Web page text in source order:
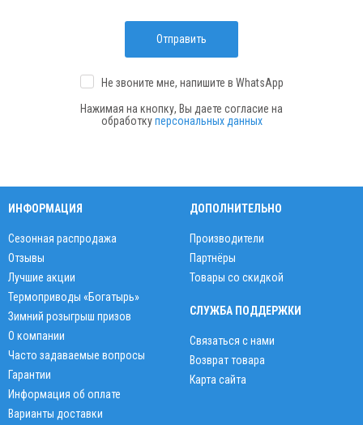
Отправить
Не звоните мне, напишите в WhatsApp
Нажимая на кнопку, Вы даете согласие на
обработкуперсональных данных
ИНФОРМАЦИЯ
Сезонная распродажа
Отзывы
Лучшие акции
Термоприводы «Богатырь»
Зимний розыгрыш призов
О компании
Часто задаваемые вопросы
Гарантии
Информация об оплате
Варианты доставки
ДОПОЛНИТЕЛЬНО
Производители
Партнёры
Товары со скидкой
СЛУЖБА ПОДДЕРЖКИ
Связаться с нами
Возврат товара
Карта сайта